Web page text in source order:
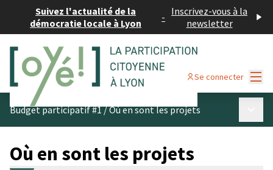
Suivez l'actualité de la
démocratie locale à Lyon
- Inscrivez-vous à la
newsletter
Se connecter
Budget participatif #1/Où en sont les projets
Où en sont les projets